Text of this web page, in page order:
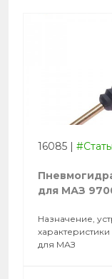
16085 |
для МАЗ
Назначение,
для МАЗ